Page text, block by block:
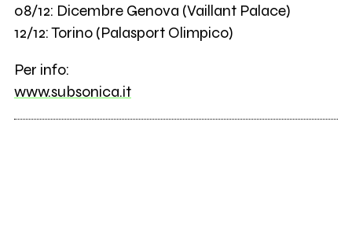
08/12: Dicembre Genova (Vaillant Palace)
12/12: Torino (Palasport Olimpico)
Per info:
www.subsonica.it